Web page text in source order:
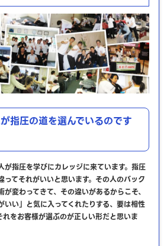
指圧の道を選んでいるのです
が指圧を学びにカレッジに来ています。指圧
ってそれがいいと思います。その人のバック
変わってきて、その違いがあるからこそ、
いい」と気に入ってくれたりする、要は相性
れをお客様が選ぶのが正しい形だと思いま